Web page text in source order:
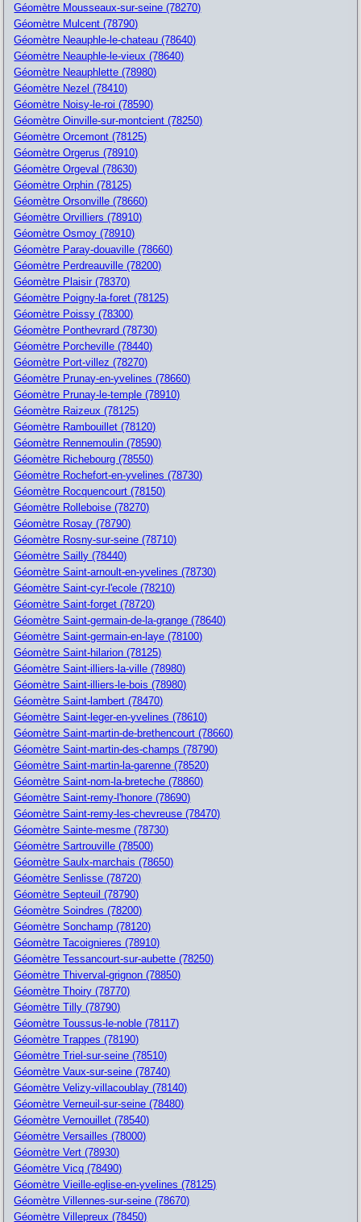
Géomètre Mousseaux-sur-seine (78270)
Géomètre Mulcent (78790)
Géomètre Neauphle-le-chateau (78640)
Géomètre Neauphle-le-vieux (78640)
Géomètre Neauphlette (78980)
Géomètre Nezel (78410)
Géomètre Noisy-le-roi (78590)
Géomètre Oinville-sur-montcient (78250)
Géomètre Orcemont (78125)
Géomètre Orgerus (78910)
Géomètre Orgeval (78630)
Géomètre Orphin (78125)
Géomètre Orsonville (78660)
Géomètre Orvilliers (78910)
Géomètre Osmoy (78910)
Géomètre Paray-douaville (78660)
Géomètre Perdreauville (78200)
Géomètre Plaisir (78370)
Géomètre Poigny-la-foret (78125)
Géomètre Poissy (78300)
Géomètre Ponthevrard (78730)
Géomètre Porcheville (78440)
Géomètre Port-villez (78270)
Géomètre Prunay-en-yvelines (78660)
Géomètre Prunay-le-temple (78910)
Géomètre Raizeux (78125)
Géomètre Rambouillet (78120)
Géomètre Rennemoulin (78590)
Géomètre Richebourg (78550)
Géomètre Rochefort-en-yvelines (78730)
Géomètre Rocquencourt (78150)
Géomètre Rolleboise (78270)
Géomètre Rosay (78790)
Géomètre Rosny-sur-seine (78710)
Géomètre Sailly (78440)
Géomètre Saint-arnoult-en-yvelines (78730)
Géomètre Saint-cyr-l'ecole (78210)
Géomètre Saint-forget (78720)
Géomètre Saint-germain-de-la-grange (78640)
Géomètre Saint-germain-en-laye (78100)
Géomètre Saint-hilarion (78125)
Géomètre Saint-illiers-la-ville (78980)
Géomètre Saint-illiers-le-bois (78980)
Géomètre Saint-lambert (78470)
Géomètre Saint-leger-en-yvelines (78610)
Géomètre Saint-martin-de-brethencourt (78660)
Géomètre Saint-martin-des-champs (78790)
Géomètre Saint-martin-la-garenne (78520)
Géomètre Saint-nom-la-breteche (78860)
Géomètre Saint-remy-l'honore (78690)
Géomètre Saint-remy-les-chevreuse (78470)
Géomètre Sainte-mesme (78730)
Géomètre Sartrouville (78500)
Géomètre Saulx-marchais (78650)
Géomètre Senlisse (78720)
Géomètre Septeuil (78790)
Géomètre Soindres (78200)
Géomètre Sonchamp (78120)
Géomètre Tacoignieres (78910)
Géomètre Tessancourt-sur-aubette (78250)
Géomètre Thiverval-grignon (78850)
Géomètre Thoiry (78770)
Géomètre Tilly (78790)
Géomètre Toussus-le-noble (78117)
Géomètre Trappes (78190)
Géomètre Triel-sur-seine (78510)
Géomètre Vaux-sur-seine (78740)
Géomètre Velizy-villacoublay (78140)
Géomètre Verneuil-sur-seine (78480)
Géomètre Vernouillet (78540)
Géomètre Versailles (78000)
Géomètre Vert (78930)
Géomètre Vicq (78490)
Géomètre Vieille-eglise-en-yvelines (78125)
Géomètre Villennes-sur-seine (78670)
Géomètre Villepreux (78450)